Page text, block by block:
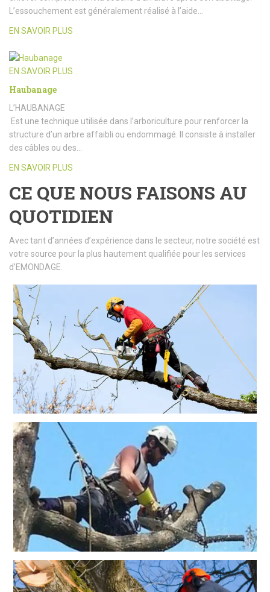
L’essouchement est généralement réalisé à l’aide…
EN SAVOIR PLUS
EN SAVOIR PLUS
Haubanage
L’HAUBANAGE
Est une technique utilisée dans l’arboriculture pour renforcer la
structure d’un arbre affaibli ou endommagé. Il consiste à installer
des câbles ou des…
EN SAVOIR PLUS
CE QUE NOUS FAISONS AU
QUOTIDIEN
Avec tant d’années d’expérience dans le secteur, notre société est
votre source pour la plus hautement qualifiée pour les services
d’EMONDAGE.